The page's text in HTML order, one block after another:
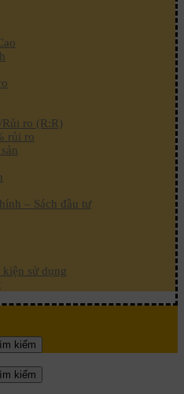
ro (R:R)
rủi ro
– Sách đầu tư
sử dụng
kiếm
kiếm